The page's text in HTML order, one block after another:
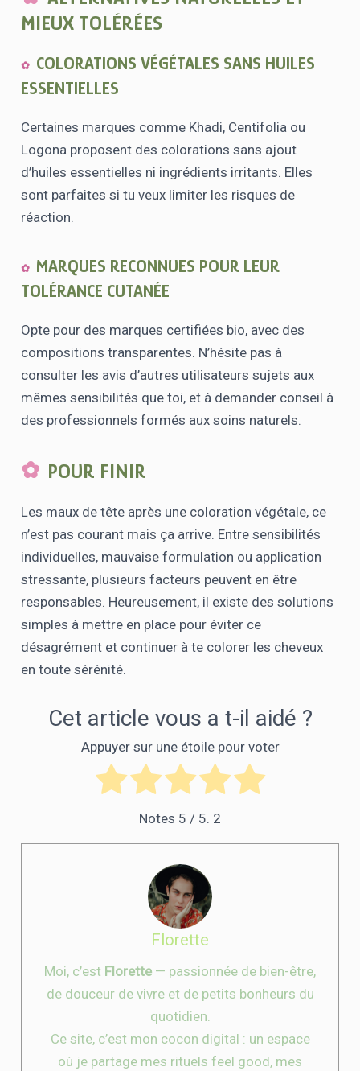
MIEUX TOLÉRÉES
COLORATIONS VÉGÉTALES SANS HUILES
ESSENTIELLES
Certaines marques comme Khadi, Centifolia ou
Logona proposent des colorations sans ajout
d’huiles essentielles ni ingrédients irritants. Elles
sont parfaites si tu veux limiter les risques de
réaction.
MARQUES RECONNUES POUR LEUR
TOLÉRANCE CUTANÉE
Opte pour des marques certifiées bio, avec des
compositions transparentes. N’hésite pas à
consulter les avis d’autres utilisateurs sujets aux
mêmes sensibilités que toi, et à demander conseil à
des professionnels formés aux soins naturels.
POUR FINIR
Les maux de tête après une coloration végétale, ce
n’est pas courant mais ça arrive. Entre sensibilités
individuelles, mauvaise formulation ou application
stressante, plusieurs facteurs peuvent en être
responsables. Heureusement, il existe des solutions
simples à mettre en place pour éviter ce
désagrément et continuer à te colorer les cheveux
en toute sérénité.
Cet article vous a t-il aidé ?
Appuyer sur une étoile pour voter
Notes 5 / 5. 2
Florette
Moi, c’est Florette — passionnée de bien-être,
de douceur de vivre et de petits bonheurs du
quotidien.
Ce site, c’est mon cocon digital : un espace
où je partage mes rituels feel good, mes